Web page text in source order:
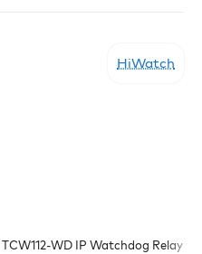
HiWatch
TCW112-WD IP Watchdog Relay